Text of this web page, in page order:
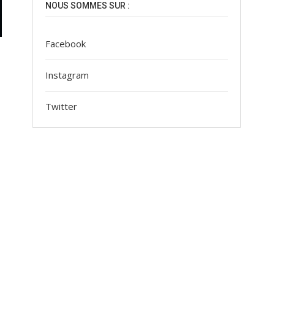
NOUS SOMMES SUR :
Facebook
Instagram
Twitter